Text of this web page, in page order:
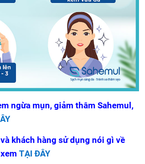
ngừa mụn, giảm thâm Sahemul,
khách hàng sử dụng nói gì về
TẠI ĐÂY